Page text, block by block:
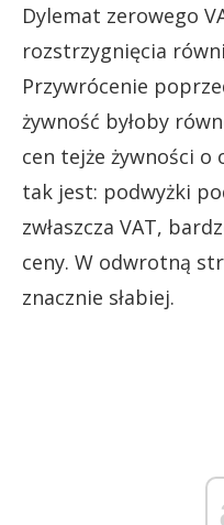
Dylemat zerowego
rozstrzygnięcia
Przywrócenie
żywność byłoby
cen tejże żywności o
tak jest: podwyżki
zwłaszcza VAT,
ceny. W odwrotną
znacznie słabiej.